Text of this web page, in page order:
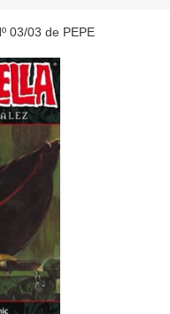
03/03 de PEPE